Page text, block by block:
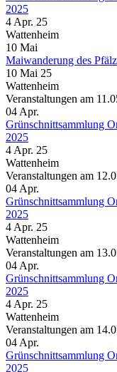
2025
4 Apr. 25
Wattenheim
10 Mai
Maiwanderung des
10 Mai 25
Wattenheim
Veranstaltungen am
04 Apr.
Grünschnittsammlung
2025
4 Apr. 25
Wattenheim
Veranstaltungen am
04 Apr.
Grünschnittsammlung
2025
4 Apr. 25
Wattenheim
Veranstaltungen am
04 Apr.
Grünschnittsammlung
2025
4 Apr. 25
Wattenheim
Veranstaltungen am
04 Apr.
Grünschnittsammlung
2025